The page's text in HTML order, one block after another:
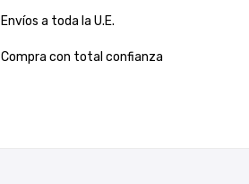
Envíos a toda la U.E.
Compra con total confianza